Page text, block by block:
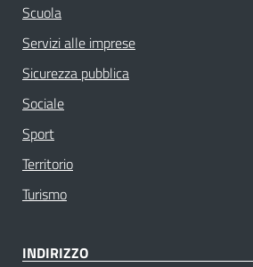
Scuola
Servizi alle imprese
Sicurezza pubblica
Sociale
Sport
Territorio
Turismo
INDIRIZZO